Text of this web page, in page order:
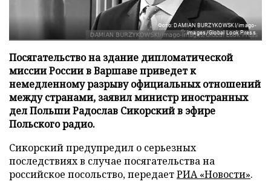
Фото: DAMIAN BURZYKOWSKI/imago-
images/Global Look Press
Посягательство на здание дипломатической
миссии России в Варшаве приведет к
немедленному разрыву официальных отношений
между странами, заявил министр иностранных
дел Польши Радослав Сикорский в эфире
Польского радио.
Сикорский предупредил о серьезных
последствиях в случае посягательства на
российское посольство, передаетРИА «Новости».